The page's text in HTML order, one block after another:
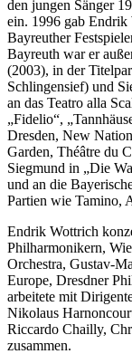
den jungen Sänger
ein. 1996 gab Endrik
Bayreuther
Bayreuth war er
(2003), in der
Schlingensief) und
an das Teatro alla
„Fidelio“,
Dresden, New
Garden, Théâtre du
Siegmund in „Die
und an die
Partien wie Tamino,
Endrik Wottrich
Philharmonikern,
Orchestra, Gustav-
Europe, Dresdner
arbeitete mit
Nikolaus
Riccardo Chailly,
zusammen.